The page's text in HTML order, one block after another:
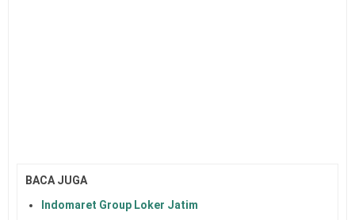
BACA JUGA
Indomaret Group Loker Jatim